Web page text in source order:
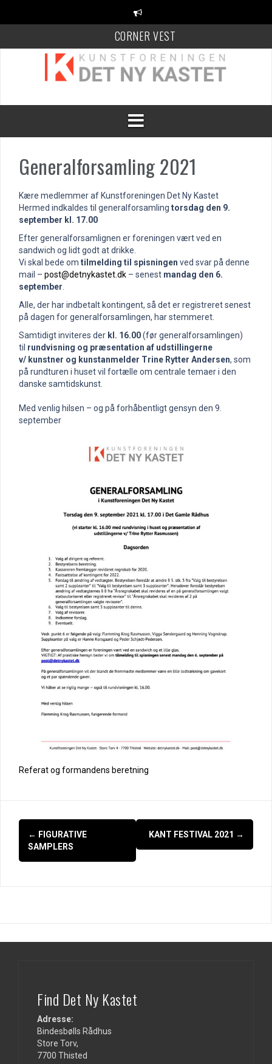
CORNER VEST
KANT Festival
100 Danske Keramikere
Generalforsamling 2021
Kære medlemmer af Kunstforeningen Det Ny Kastet
Hermed indkaldes til generalforsamling torsdag den 9.
september kl. 17.00
Efter generalforsamlignen er foreningen vært ved en
sandwich og lidt godt at drikke.
Vi skal bede om tilmelding til spisningen ved svar på denne
mail – post@detnykastet.dk – senest mandag den 6.
september
Alle, der har indbetalt kontingent, så det er registreret senest
på dagen for generalforsamlingen, har stemmeret.
Samtidigt inviteres der kl. 16.00(før generalforsamlingen)
til rundvisning og præsentation af udstillingerne
v/ kunstner og kunstanmelder Trine Rytter Andersen, som
på rundturen i huset vil fortælle om centrale temaer i den
danske samtidskunst.
Med venlig hilsen – og på forhåbentligt gensyn den 9.
september
Referat og formandens beretning
Indlægsnavigation
← FIGURATIVE
SAMPLERS
KANT FESTIVAL 2021 →
Find Det Ny Kastet
Adresse:
Bindesbølls Rådhus
Store Torv,
7700 Thisted